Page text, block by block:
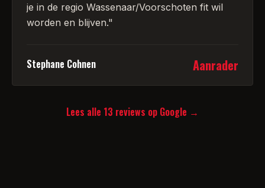
je in de regio Wassenaar/Voorschoten fit wil
worden en blijven."
Stephane Cohnen Aanrader
Lees alle 13 reviews op Google →